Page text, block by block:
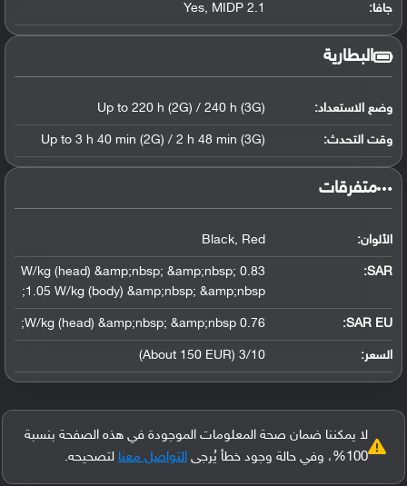
جافا: Yes, MIDP 2.1
البطارية
وضع الاستعداد: Up to 220 h (2G) / 240 h (3G)
وقت التحدث: Up to 3 h 40 min (2G) / 2 h 48 min (3G)
‏متفرقات‏
الألوان: Black, Red
SAR
:
0.83 W/kg (head) &amp;nbsp; &amp;nbsp;
1.05 W/kg (body) &amp;nbsp; &amp;nbsp;
SAR EU:
0.76 W/kg (head) &amp;nbsp; &amp;nbsp;
السعر: 3/10 (About 150 EUR)
لا يمكننا ضمان صحة المعلومات الموجودة في هذه الصفحة بنسبة
100%، وفي حالة وجود خطأ يُرجى
التواصل معنا لتصحيحه.